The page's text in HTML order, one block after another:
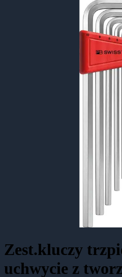
Zest.kluczy
uchwycie z